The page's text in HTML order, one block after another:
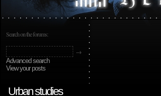
Search on the forums:
Advanced search
View your posts
Urban studies